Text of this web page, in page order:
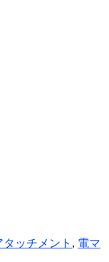
ッチメント , 電マ